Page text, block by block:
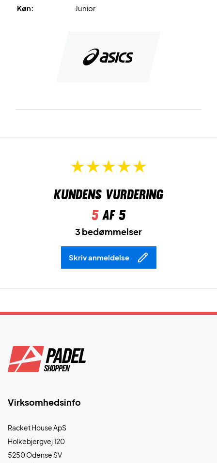
Køn: Junior
Kundens vurdering
5af 5
3 bedømmelser
Skriv anmeldelse
Virksomhedsinfo
Racket House ApS
Holkebjergvej 120
5250 Odense SV